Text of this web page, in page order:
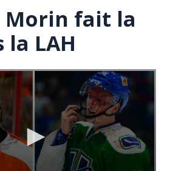
Morin fait la
la LAH